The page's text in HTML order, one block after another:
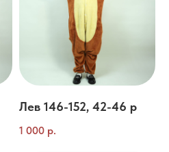
Лев 146-152, 42-46 р
1 000 р.